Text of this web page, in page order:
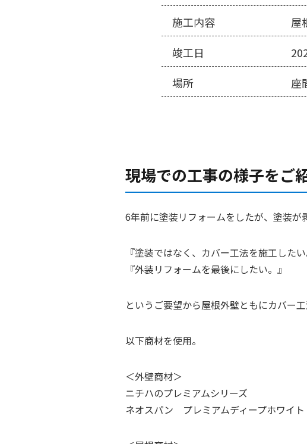
施工内容
屋
竣工日
場所
座
現場での工事の様子をご
6年前に塗装リフォームをしたが、塗装が
『塗装ではなく、カバー工法を施工したい
『外装リフォームを最後にしたい。』
というご要望から屋根外壁ともにカバー工
以下商材を使用。
＜外壁商材＞
ニチハのプレミアムシリーズ
ネオスパン プレミアムディープホワイト